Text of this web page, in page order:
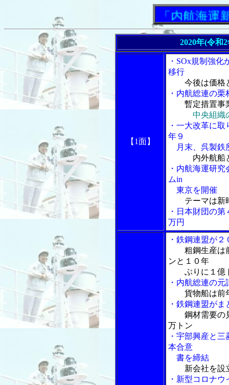
「内航海運新聞
2020年(令和
【1面】
・SOx規制強
移行
今後は価格
・内航総連の
暫定措置事
中央組織
・一大改革に
年９
月末、呉製鉄
内外航船
・内航海運研
ムin
東京を開催
テーマは新
・日本財団の
万円
・鉄鋼連盟が
粗鋼生産は
ンと１０年
ぶりに１億
・内航総連の
貨物船は前
・鉄鋼連盟が
鋼材需要の
万トン
・宇部興産と
本合意
書を締結
新会社を設
・新型コロナ